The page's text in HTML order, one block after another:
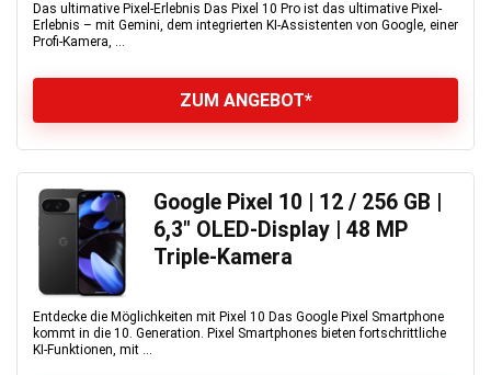
Das ultimative Pixel-Erlebnis Das Pixel 10 Pro ist das ultimative Pixel-
Erlebnis – mit Gemini, dem integrierten KI-Assistenten von Google, einer
Profi-Kamera, ...
ZUM ANGEBOT*
Google Pixel 10 | 12 / 256 GB |
6,3″ OLED-Display | 48 MP
Triple-Kamera
Entdecke die Möglichkeiten mit Pixel 10 Das Google Pixel Smartphone
kommt in die 10. Generation. Pixel Smartphones bieten fortschrittliche
KI-Funktionen, mit ...